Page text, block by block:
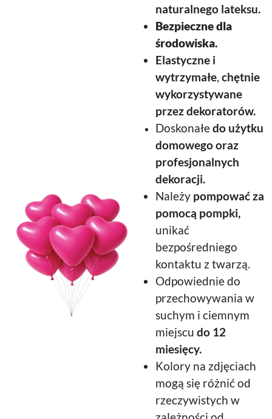
naturalnego lateksu.
Bezpieczne dla
środowiska.
Elastyczne i
wytrzymałe, chętnie
wykorzystywane
przez dekoratorów.
Doskonałedo użytku
domowego oraz
profesjonalnych
dekoracji.
Należy pompować za
pomocą pompki,
unikać
bezpośredniego
kontaktu z twarzą.
Odpowiednie do
przechowywania w
suchym i ciemnym
miejscu do 12
miesięcy.
Kolory na zdjęciach
mogą się różnić od
rzeczywistych w